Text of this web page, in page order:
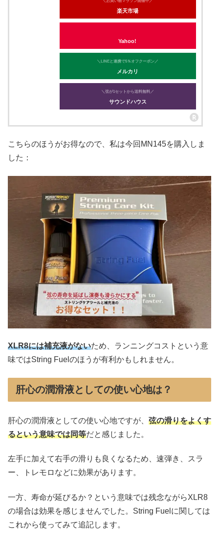
楽天市場
Yahoo!
＼LINEと連携で5％オフクーポン／
メルカリ
＼弦が1セットから送料無料／
サウンドハウス
こちらのほうがお得なので、私は今回MN145を購入しま
した：
XLR8には補充液がないため、ランニングコストという意
味ではString Fuelのほうが有利かもしれません。
肝心の潤滑液としての使い心地は？
肝心の潤滑液としての使い心地ですが、 弦の滑りをよくす
るという意味では同等だと感じました。
左手に加えて右手の滑りも良くなるため、速弾き、スラ
ー、トレモロなどに効果があります。
一方、寿命が延びるか？という意味では残念ながらXLR8
の場合は効果を感じませんでした。String Fuelに関しては
これから使ってみて追記します。